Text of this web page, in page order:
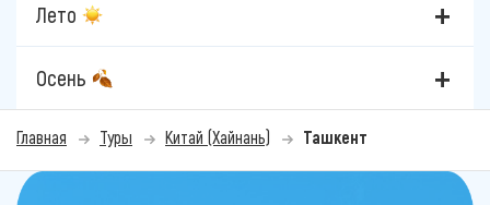
Лето
Осень
Главная Туры Китай (Хайнань) Ташкент